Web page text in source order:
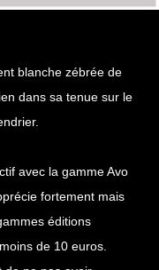
blanche zébrée de
dans sa tenue sur le
avec la gamme Avo
fortement mais
éditions
de 10 euros.